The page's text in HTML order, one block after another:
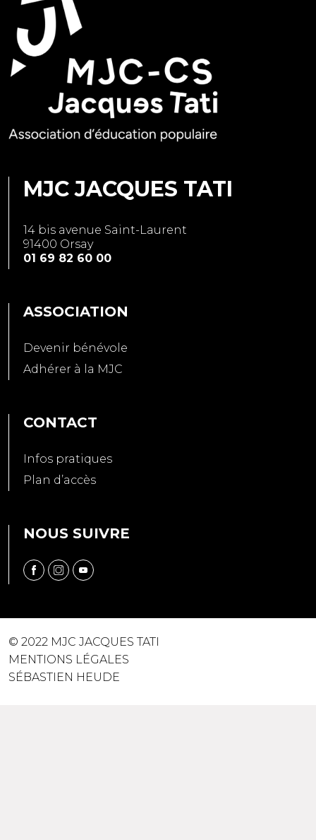
MJC JACQUES TATI
14 bis avenue Saint-Laurent
91400 Orsay
01 69 82 60 00
ASSOCIATION
Devenir bénévole
Adhérer à la MJC
CONTACT
Infos pratiques
Plan d’accès
NOUS SUIVRE
© 2022 MJC JACQUES TATI
MENTIONS LÉGALES
SÉBASTIEN HEUDE